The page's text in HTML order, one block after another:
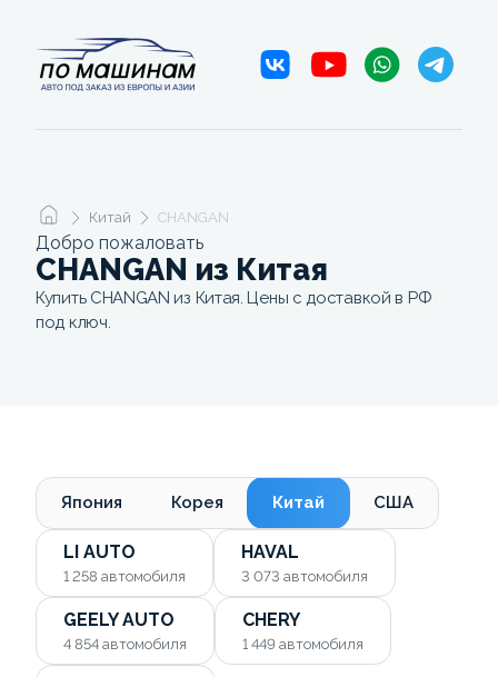
Китай CHANGAN
Добро пожаловать
CHANGAN из Китая
Купить CHANGAN из Китая. Цены с доставкой в РФ
под ключ.
Япония Корея Китай США
LI AUTO
1 258 автомобиля
HAVAL
3 073 автомобиля
GEELY AUTO
4 854 автомобиля
CHERY
1 449 автомобиля